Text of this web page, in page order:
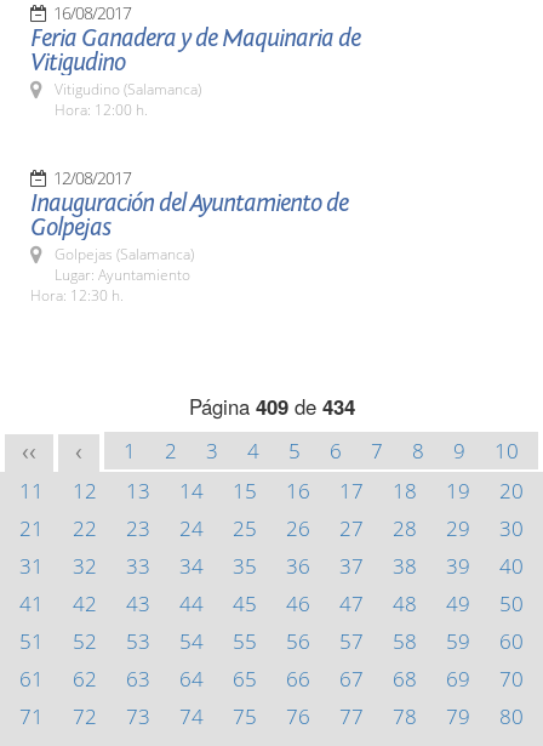
16/08/2017
Feria Ganadera y de Maquinaria de
Vitigudino
Vitigudino (Salamanca)
Hora: 12:00 h.
12/08/2017
Inauguración del Ayuntamiento de
Golpejas
Golpejas (Salamanca)
Lugar: Ayuntamiento
Hora: 12:30 h.
Página 409de 434
<< < 1 2 3 4 5 6 7 8 9
10
11
12 13 14 15 16 17 18 19
20
21
22 23 24 25 26 27 28 29
30
31
32 33 34 35 36 37 38 39
40
41
42 43 44 45 46 47 48 49
50
51
52 53 54 55 56 57 58 59
60
61
62 63 64 65 66 67 68 69
70
71
72 73 74 75 76 77 78 79
80